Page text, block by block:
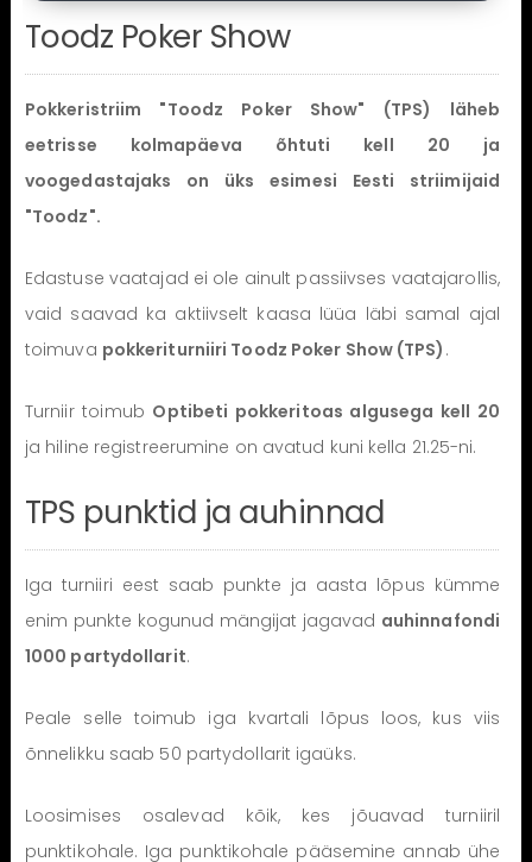
Toodz Poker Show
Pokkeristriim "Toodz Poker Show" (TPS) läheb
eetrisse kolmapäeva õhtuti kell 20 ja
voogedastajaks on üks esimesi Eesti striimijaid
"Toodz".
Edastuse vaatajad ei ole ainult passiivses vaatajarollis,
vaid saavad ka aktiivselt kaasa lüüa läbi samal ajal
toimuva pokkeriturniiri Toodz Poker Show (TPS) .
Turniir toimub Optibeti pokkeritoas algusega kell 20
ja hiline registreerumine on avatud kuni kella 21.25-ni.
TPS punktid ja auhinnad
Iga turniiri eest saab punkte ja aasta lõpus kümme
enim punkte kogunud mängijat jagavad auhinnafondi
1000 partydollarit.
Peale selle toimub iga kvartali lõpus loos, kus viis
õnnelikku saab 50 partydollarit igaüks.
Loosimises osalevad kõik, kes jõuavad turniiril
punktikohale. Iga punktikohale pääsemine annab ühe